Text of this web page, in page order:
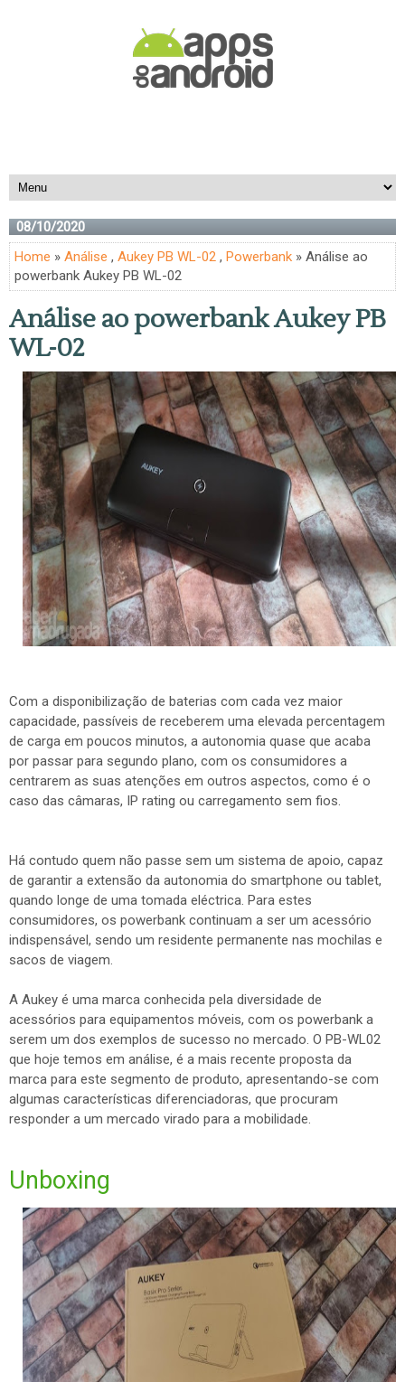
08/10/2020
Home » Análise , Aukey PB WL-02 , Powerbank » Análise ao
powerbank Aukey PB WL-02
Análise ao powerbank Aukey PB
WL-02
Com a disponibilização de baterias com cada vez maior
capacidade, passíveis de receberem uma elevada percentagem
de carga em poucos minutos, a autonomia quase que acaba
por passar para segundo plano, com os consumidores a
centrarem as suas atenções em outros aspectos, como é o
caso das câmaras, IP rating ou carregamento sem fios.
Há contudo quem não passe sem um sistema de apoio, capaz
de garantir a extensão da autonomia do smartphone ou tablet,
quando longe de uma tomada eléctrica. Para estes
consumidores, os powerbank continuam a ser um acessório
indispensável, sendo um residente permanente nas mochilas e
sacos de viagem.
A Aukey é uma marca conhecida pela diversidade de
acessórios para equipamentos móveis, com os powerbank a
serem um dos exemplos de sucesso no mercado. O PB-WL02
que hoje temos em análise, é a mais recente proposta da
marca para este segmento de produto, apresentando-se com
algumas características diferenciadoras, que procuram
responder a um mercado virado para a mobilidade.
Unboxing